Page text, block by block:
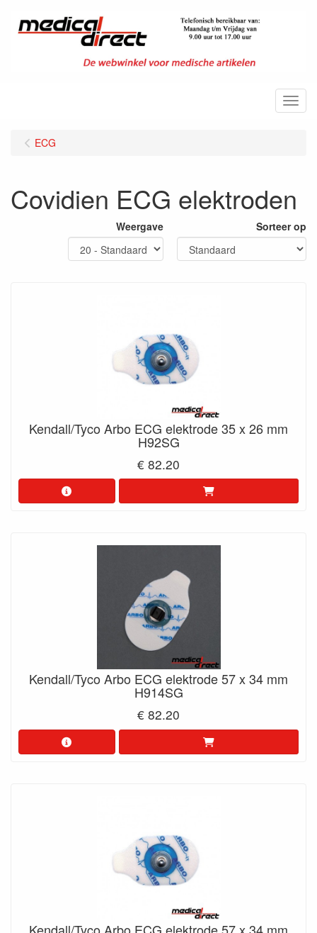
Menu
ECG
Covidien ECG elektroden
Weergave Sorteer op
Kendall/Tyco Arbo ECG elektrode 35 x 26 mm
H92SG
€ 82.20
Kendall/Tyco Arbo ECG elektrode 57 x 34 mm
H914SG
€ 82.20
Kendall/Tyco Arbo ECG elektrode 57 x 34 mm